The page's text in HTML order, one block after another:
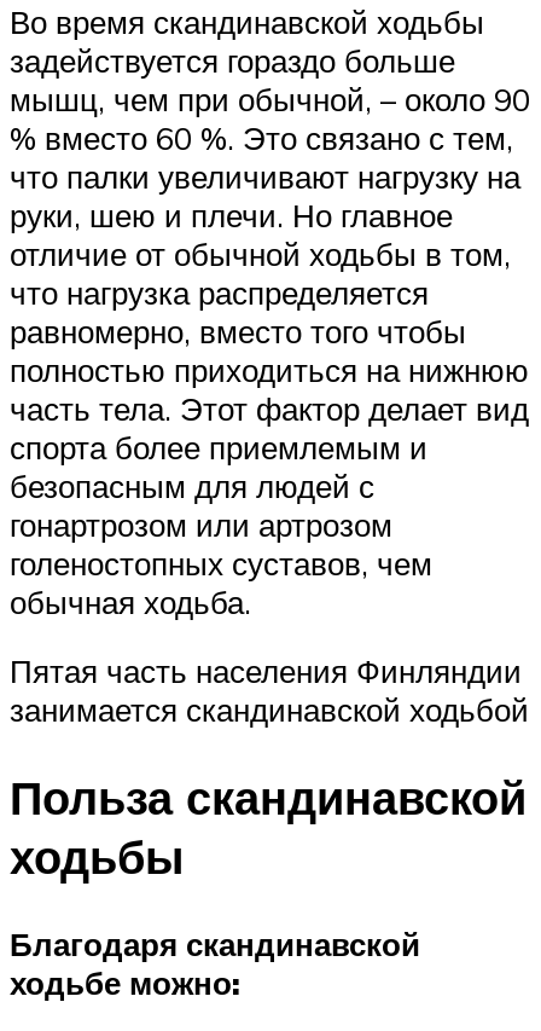
Во время скандинавской ходьбы
задействуется гораздо больше
мышц, чем при обычной, – около 90
% вместо 60 %. Это связано с тем,
что палки увеличивают нагрузку на
руки, шею и плечи. Но главное
отличие от обычной ходьбы в том,
что нагрузка распределяется
равномерно, вместо того чтобы
полностью приходиться на нижнюю
часть тела. Этот фактор делает вид
спорта более приемлемым и
безопасным для людей с
гонартрозом или артрозом
голеностопных суставов, чем
обычная ходьба.
Пятая часть населения Финляндии
занимается скандинавской ходьбой
Польза скандинавской
ходьбы
Благодаря скандинавской
ходьбе можно: